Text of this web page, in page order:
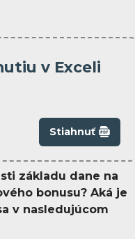
v Exceli
Stiahnuť
základu dane na
bonusu? Aká je
v nasledujúcom